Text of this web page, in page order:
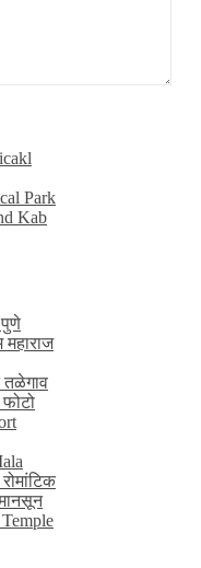
Park
Kab
पुणे
महाराज
तळेगाव